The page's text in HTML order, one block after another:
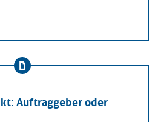
Auftraggeber oder